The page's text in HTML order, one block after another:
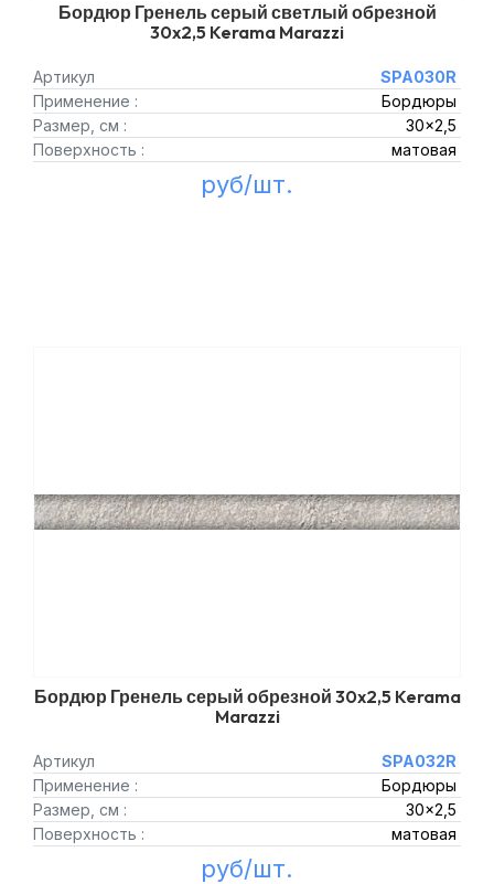
Бордюр Гренель серый светлый обрезной
30x2,5 Kerama Marazzi
Артикул
SPA030R
Применение :
Бордюры
Размер, см :
30x2,5
Поверхность :
матовая
руб/шт.
Бордюр Гренель серый обрезной 30x2,5 Kerama
Marazzi
Артикул
SPA032R
Применение :
Бордюры
Размер, см :
30x2,5
Поверхность :
матовая
руб/шт.